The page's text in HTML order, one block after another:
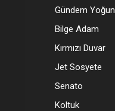
Gündem Yoğun
Bilge Adam
Kırmızı Duvar
Jet Sosyete
Senato
Koltuk